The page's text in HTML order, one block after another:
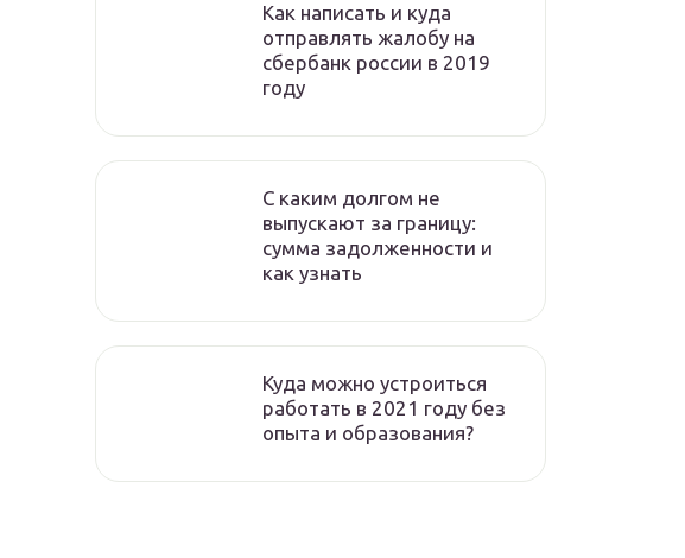
Как написать и куда
отправлять жалобу на
сбербанк россии в 2019
году
C каким долгом не
выпускают за границу:
сумма задолженности и
как узнать
Куда можно устроиться
работать в 2021 году без
опыта и образования?